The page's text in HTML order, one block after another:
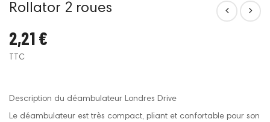
Rollator 2 roues
2,21 €
TTC
Description du déambulateur Londres Drive
Le déambulateur est très compact, pliant et confortable pour son